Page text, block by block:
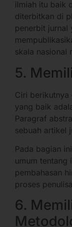
ilmiah itu baik
diterbitkan di
penerbit jurnal
skala nasional
5.
Ciri berikutnya
yang baik
Paragraf
sebuah artikel
Pada bagian
umum tentang
pembahasan
proses
6.